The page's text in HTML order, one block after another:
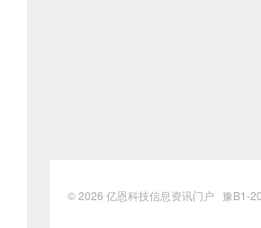
© 2026 亿恩科技信息资讯门户 豫B1-